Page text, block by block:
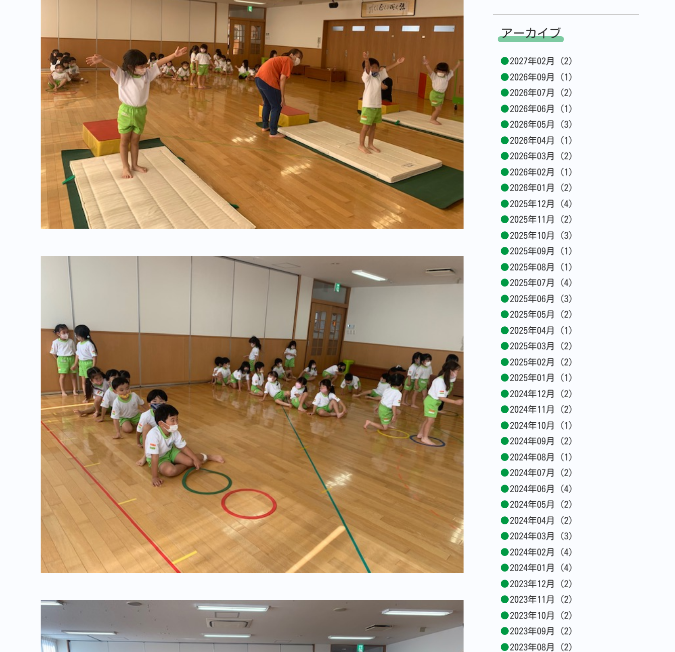
アーカイブ
2027年02月 (2)
2026年09月 (1)
2026年07月 (2)
2026年06月 (1)
2026年05月 (3)
2026年04月 (1)
2026年03月 (2)
2026年02月 (1)
2026年01月 (2)
2025年12月 (4)
2025年11月 (2)
2025年10月 (3)
2025年09月 (1)
2025年08月 (1)
2025年07月 (4)
2025年06月 (3)
2025年05月 (2)
2025年04月 (1)
2025年03月 (2)
2025年02月 (2)
2025年01月 (1)
2024年12月 (2)
2024年11月 (2)
2024年10月 (1)
2024年09月 (2)
2024年08月 (1)
2024年07月 (2)
2024年06月 (4)
2024年05月 (2)
2024年04月 (2)
2024年03月 (3)
2024年02月 (4)
2024年01月 (4)
2023年12月 (2)
2023年11月 (2)
2023年10月 (2)
2023年09月 (2)
2023年08月 (2)